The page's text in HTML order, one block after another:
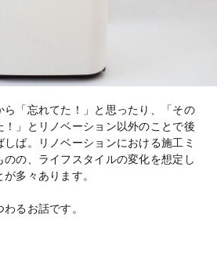
ら「忘れてた！」と思ったり、「その
！」とリノベーション以外のことで後
ば。リノベーションにおける施工ミ
の、ライフスタイルの変化を想定し
多々あります。
るお話です。